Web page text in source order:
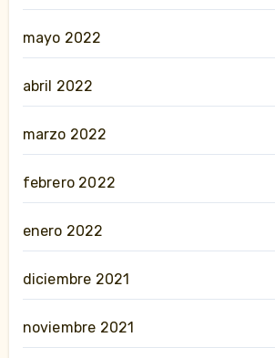
mayo 2022
abril 2022
marzo 2022
febrero 2022
enero 2022
diciembre 2021
noviembre 2021